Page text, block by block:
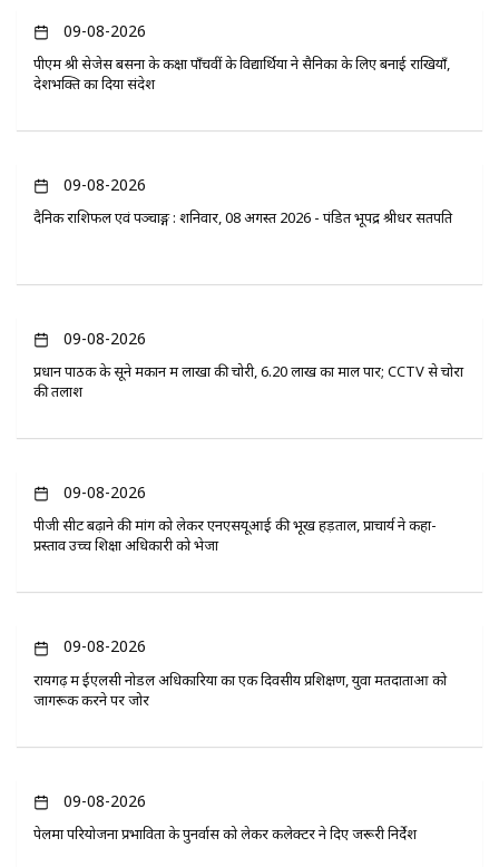
09-08-2026
पीएम श्री सेजेस बसना के कक्षा पाँचवीं के विद्यार्थियों ने सैनिकों के लिए बनाई राखियाँ,
देशभक्ति का दिया संदेश
09-08-2026
दैनिक राशिफल एवं पञ्चाङ्ग : शनिवार, 08 अगस्त 2026 - पंडित भूपेंद्र श्रीधर सतपति
09-08-2026
प्रधान पाठक के सूने मकान में लाखों की चोरी, 6.20 लाख का माल पार; CCTV से चोरों
की तलाश
09-08-2026
पीजी सीट बढ़ाने की मांग को लेकर एनएसयूआई की भूख हड़ताल, प्राचार्य ने कहा-
प्रस्ताव उच्च शिक्षा अधिकारी को भेजा
09-08-2026
रायगढ़ में ईएलसी नोडल अधिकारियों का एक दिवसीय प्रशिक्षण, युवा मतदाताओं को
जागरूक करने पर जोर
09-08-2026
पेलमा परियोजना प्रभावितों के पुनर्वास को लेकर कलेक्टर ने दिए जरूरी निर्देश